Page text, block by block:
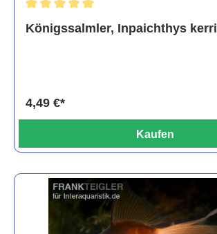
Königssalmler, Inpaichthys kerri
4,49 €*
Kaufen